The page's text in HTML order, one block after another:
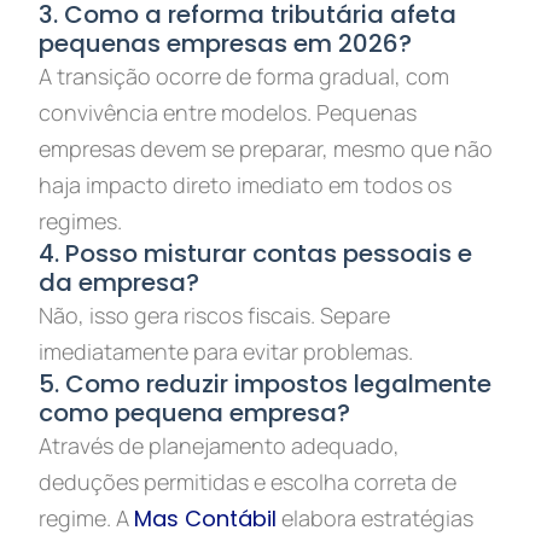
3. Como a reforma tributária afeta
pequenas empresas em 2026?
A transição ocorre de forma gradual, com
convivência entre modelos. Pequenas
empresas devem se preparar, mesmo que não
haja impacto direto imediato em todos os
regimes.
4. Posso misturar contas pessoais e
da empresa?
Não, isso gera riscos fiscais. Separe
imediatamente para evitar problemas.
5. Como reduzir impostos legalmente
como pequena empresa?
Através de planejamento adequado,
deduções permitidas e escolha correta de
regime. A Mas Contábil elabora estratégias